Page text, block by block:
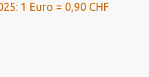
1 Euro = 0,90 CHF